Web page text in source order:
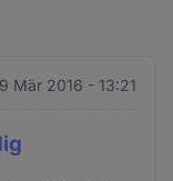
Mär 2016 - 13:21